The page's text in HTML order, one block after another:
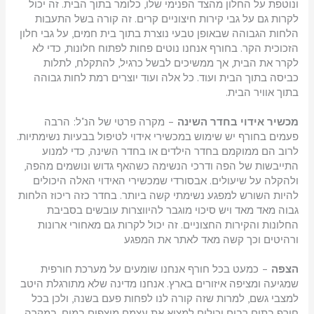
ונוטפת על החלון מהצד הפנימי שלו, כלומר בתוך הבית. זה יכול
לקרות גם על גבי קירות חיצוניים קרים. זה קורה בשל התעבות
הלחות הגבוהה שבאופן טבעי נוצרת בתוך בית חמים, על גבי חלון
הזכוכית הקר. בחורף אנחנו נוטים פחות לפתוח חלונות, כדי לא
לקרר את הבית, אך ממשיכים לבשל כרגיל, להתקלח, לתלות
כביסה בתוך הבית ועוד. כל אלה ועוד יוצרים רמת לחות גבוהה
בתוך אוויר הבית.
מכשיר אידוי בחדר השינה – מקרה פרטי של הנ"ל: הרבה
פעמים בחורף יש שימוש במכשירי אידוי לטיפול בבעיות נשימתיות.
לרוב הם ממוקמם בחדר הילדים או בחדר השינה, כדי למנוע
התייבשות של הפה ודרכי הנשימה כשהאף גדוש ונושמים מהפה,
ולהקלה על שיעולים. אבסורדי שמכשירי האידוי האלה היכולים
להיות השורש למפגע נשימתי קשה ביותר. בחדר כזה ריכוז הלחות
גבוה מאד מאד ויש סיכוי מוגבר להיווצרות עובשים בסביבת
החלונות והקירות החצוניים. זה יכול לקרות גם מאחורי ארונות
ורהיטים וכך קשה מאד לאתר את המפגע
הצפה – כמעט בכל חורף אנחנו שומעים על מערכת חורפית
שמגיעה ומציפה איזורים בארץ. אנחנו מדינה שלא מתורגלת היטב
למצבי גשם, למרות שזה קורה לנו לפחות פעם בשנה, ולכן בכל